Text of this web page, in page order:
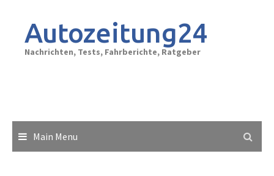
contentAutozeitung24
Nachrichten, Tests, Fahrberichte, Ratgeber
Main Menu